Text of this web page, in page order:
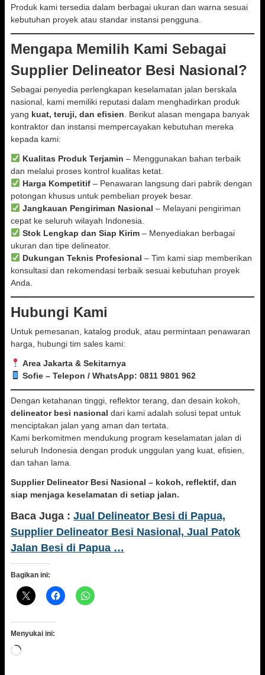
Produk kami tersedia dalam berbagai ukuran dan warna sesuai
kebutuhan proyek atau standar instansi pengguna.
Mengapa Memilih Kami Sebagai
Supplier Delineator Besi Nasional?
Sebagai penyedia perlengkapan keselamatan jalan berskala
nasional, kami memiliki reputasi dalam menghadirkan produk
yang kuat, teruji, dan efisien . Berikut alasan mengapa banyak
kontraktor dan instansi mempercayakan kebutuhan mereka
kepada kami:
Kualitas Produk Terjamin – Menggunakan bahan terbaik
dan melalui proses kontrol kualitas ketat.
Harga Kompetitif– Penawaran langsung dari pabrik dengan
potongan khusus untuk pembelian proyek besar.
Jangkauan Pengiriman Nasional – Melayani pengiriman
cepat ke seluruh wilayah Indonesia.
Stok Lengkap dan Siap Kirim– Menyediakan berbagai
ukuran dan tipe delineator.
Dukungan Teknis Profesional – Tim kami siap memberikan
konsultasi dan rekomendasi terbaik sesuai kebutuhan proyek
Anda.
Hubungi Kami
Untuk pemesanan, katalog produk, atau permintaan penawaran
harga, hubungi tim sales kami:
Area Jakarta & Sekitarnya
Sofie – Telepon / WhatsApp: 0811 9801 962
Dengan ketahanan tinggi, reflektor terang, dan desain kokoh,
delineator besi nasional dari kami adalah solusi tepat untuk
menciptakan jalan yang aman dan tertata.
Kami berkomitmen mendukung program keselamatan jalan di
seluruh Indonesia dengan produk unggulan yang kuat, efisien,
dan tahan lama.
Supplier Delineator Besi Nasional – kokoh, reflektif, dan
siap menjaga keselamatan di setiap jalan.
Baca Juga : Jual Delineator Besi di Papua,
Supplier Delineator Besi Nasional, Jual Patok
Jalan Besi di Papua …
Bagikan ini:
Menyukai ini:
Memuat...